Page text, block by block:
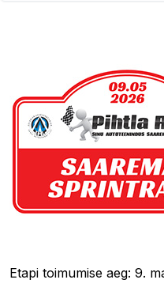
Etapi toimumise aeg: 9.